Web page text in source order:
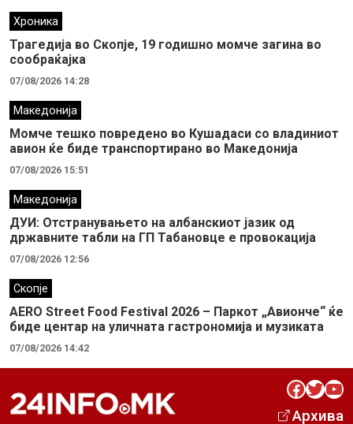
Хроника
Трагедија во Скопје, 19 годишно момче загина во
сообраќајка
07/08/2026 14:28
Македонија
Момче тешко повредено во Кушадаси со владиниот
авион ќе биде транспортирано во Македонија
07/08/2026 15:51
Македонија
ДУИ: Отстранувањето на албанскиот јазик од
државните табли на ГП Табановце е провокација
07/08/2026 12:56
Скопје
AERO Street Food Festival 2026 – Паркот „Авионче“ ќе
биде центар на уличната гастрономија и музиката
07/08/2026 14:42
Facebook Twitter YouTube
Архива